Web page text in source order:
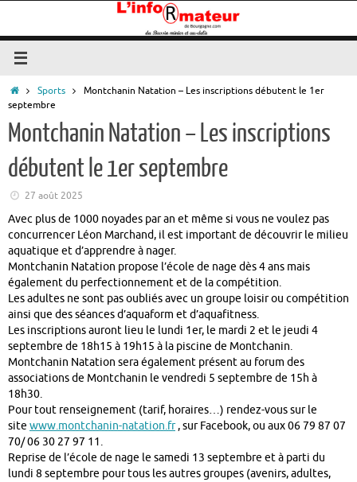
contenu
Accueil
Sports
Montchanin Natation – Les inscriptions débutent le 1er
septembre
Montchanin Natation – Les inscriptions
débutent le 1er septembre
27 août 2025
Avec plus de 1000 noyades par an et même si vous ne voulez pas
concurrencer Léon Marchand, il est important de découvrir le milieu
aquatique et d’apprendre à nager.
Montchanin Natation propose l’école de nage dès 4 ans mais
également du perfectionnement et de la compétition.
Les adultes ne sont pas oubliés avec un groupe loisir ou compétition
ainsi que des séances d’aquaform et d’aquafitness.
Les inscriptions auront lieu le lundi 1er, le mardi 2 et le jeudi 4
septembre de 18h15 à 19h15 à la piscine de Montchanin.
Montchanin Natation sera également présent au forum des
associations de Montchanin le vendredi 5 septembre de 15h à
18h30.
Pour tout renseignement (tarif, horaires…) rendez-vous sur le
site www.montchanin-natation.fr, sur Facebook, ou aux 06 79 87 07
70/ 06 30 27 97 11.
Reprise de l’école de nage le samedi 13 septembre et à parti du
lundi 8 septembre pour tous les autres groupes (avenirs, adultes,